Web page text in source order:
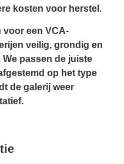
kosten voor herstel.
voor een VCA-
veilig, grondig en
passen de juiste
op het type
de galerij weer